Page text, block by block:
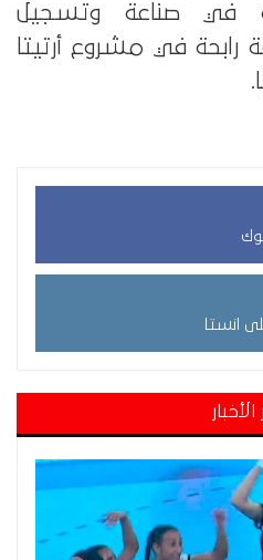
في صناعة وتسجيل
رابحة في مشروع أرتيتا
انستا
الأخبار